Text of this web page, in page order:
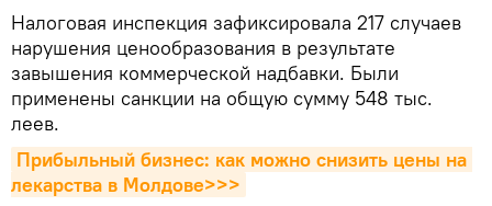
Налоговая инспекция зафиксировала 217 случаев
нарушения ценообразования в результате
завышения коммерческой надбавки. Были
применены санкции на общую сумму 548 тыс.
леев.
Прибыльный бизнес: как можно снизить цены на
лекарства в Молдове>>>